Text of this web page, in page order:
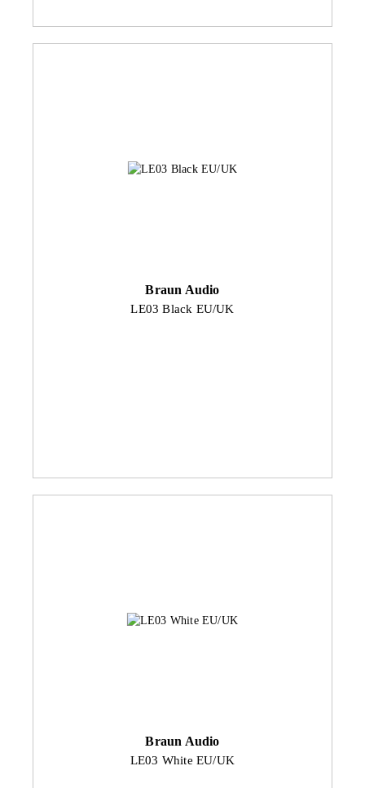
Braun Audio
LE03 Black EU/UK
Braun Audio
LE03 White EU/UK